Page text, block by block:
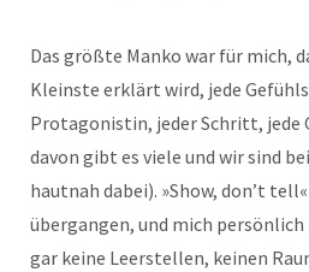
Das größte Manko war für mich,
Kleinste erklärt wird, jede
Protagonistin, jeder Schritt, jede
davon gibt es viele und wir sind
hautnah dabei). »Show, don’t
übergangen, und mich
gar keine Leerstellen, keinen